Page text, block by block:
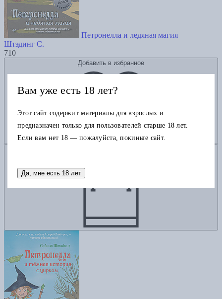
Петронелла и ледяная магия
Штэдинг С.
710
Добавить в избранное
Вам уже есть 18 лет?
Этот сайт содержит материалы для взрослых и
предназначен только для пользователей старше 18 лет.
Если вам нет 18 — пожалуйста, покиньте сайт.
Да, мне есть 18 лет